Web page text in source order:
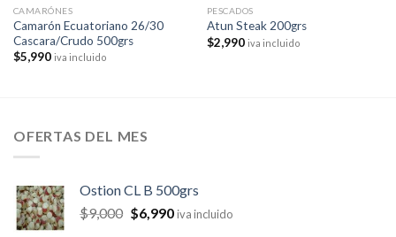
CAMARÓNES
Camarón Ecuatoriano 26/30
Cascara/Crudo 500grs
$5,990 iva incluido
PESCADOS
Atun Steak 200grs
$2,990 iva incluido
OFERTAS DEL MES
Ostion CL B 500grs
$9,000 $6,990 iva incluido